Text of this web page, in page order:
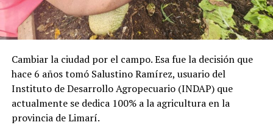
Cambiar la ciudad por el campo. Esa fue la decisión que
hace 6 años tomó Salustino Ramírez, usuario del
Instituto de Desarrollo Agropecuario (INDAP) que
actualmente se dedica 100% a la agricultura en la
provincia de Limarí.